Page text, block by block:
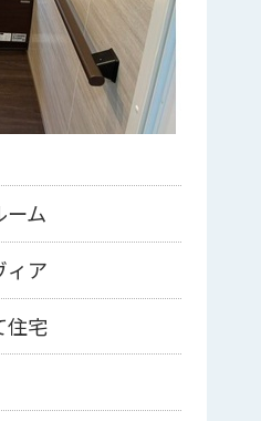
ーム
ィア
住宅